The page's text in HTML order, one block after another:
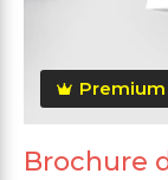
Premium
Brochure